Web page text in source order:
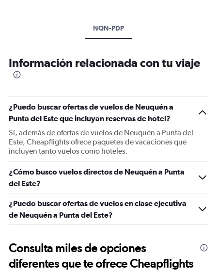
NQN-PDP
Información relacionada con tu viaje
¿Puedo buscar ofertas de vuelos de Neuquén a
Punta del Este que incluyan reservas de hotel?
Sí, además de ofertas de vuelos de Neuquén a Punta del
Este, Cheapflights ofrece paquetes de vacaciones que
incluyen tanto vuelos como hoteles.
¿Cómo busco vuelos directos de Neuquén a Punta
del Este?
¿Puedo buscar ofertas de vuelos en clase ejecutiva
de Neuquén a Punta del Este?
Consulta miles de opciones
diferentes que te ofrece Cheapflights